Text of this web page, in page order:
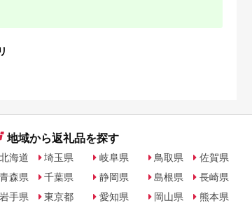
地域から返礼品を探す
北海道
青森県
岩手県
埼玉県
千葉県
東京都
岐阜県
静岡県
愛知県
鳥取県
島根県
岡山県
佐賀県
長崎県
熊本県